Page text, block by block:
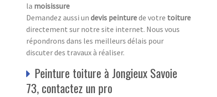
la moisissure
Demandez aussi un devis peinturede votre toiture
directement sur notre site internet. Nous vous
répondrons dans les meilleurs délais pour
discuter des travaux à réaliser.
Peinture toiture à Jongieux Savoie
73, contactez un pro